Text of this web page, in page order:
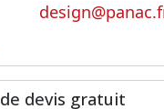
devis gratuit